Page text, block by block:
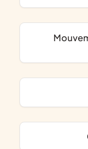
mouvements éducatifs de jeunesse et